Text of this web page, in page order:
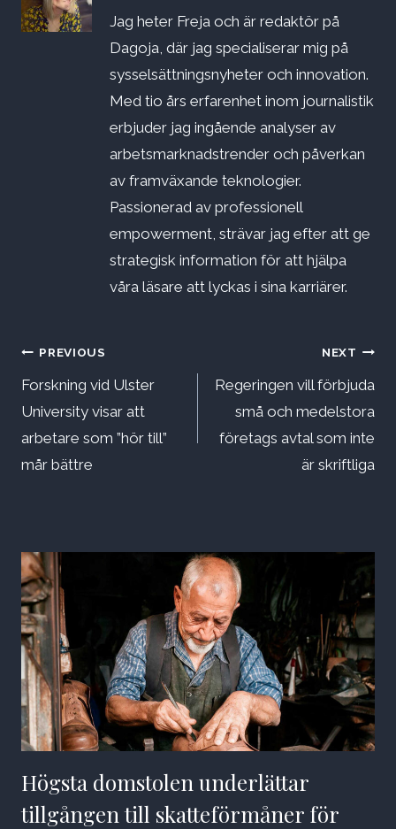
Jag heter Freja och är redaktör på
Dagoja, där jag specialiserar mig på
sysselsättningsnyheter och innovation.
Med tio års erfarenhet inom journalistik
erbjuder jag ingående analyser av
arbetsmarknadstrender och påverkan
av framväxande teknologier.
Passionerad av professionell
empowerment, strävar jag efter att ge
strategisk information för att hjälpa
våra läsare att lyckas i sina karriärer.
Inläggsnavigering
PREVIOUS
Forskning vid Ulster
University visar att
arbetare som ”hör till”
mår bättre
NEXT
Regeringen vill förbjuda
små och medelstora
företags avtal som inte
är skriftliga
Högsta domstolen underlättar
tillgången till skatteförmåner för